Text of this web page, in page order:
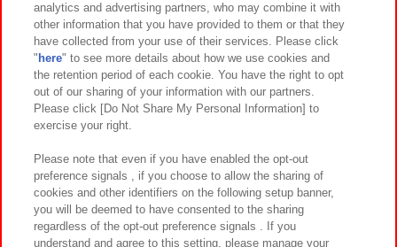
関連会社 サステナビリティ サイトポリシー
プライバシーポリシー ウェブアクセシビリティ方針と検証結果
お取引先さまとともに
カスタマーハラスメント対応方針 よくあるご質問・お問い合わせ
analytics and advertising partners, who may combine it with
other information that you have provided to them or that they
have collected from your use of their services. Please click
" here" to see more details about how we use cookies and
the retention period of each cookie. You have the right to opt
out of our sharing of your information with our partners.
Please click [Do Not Share My Personal Information] to
exercise your right.
Please note that even if you have enabled the opt-out
preference signals , if you choose to allow the sharing of
cookies and other identifiers on the following setup banner,
you will be deemed to have consented to the sharing
regardless of the opt-out preference signals . If you
understand and agree to this setting, please manage your